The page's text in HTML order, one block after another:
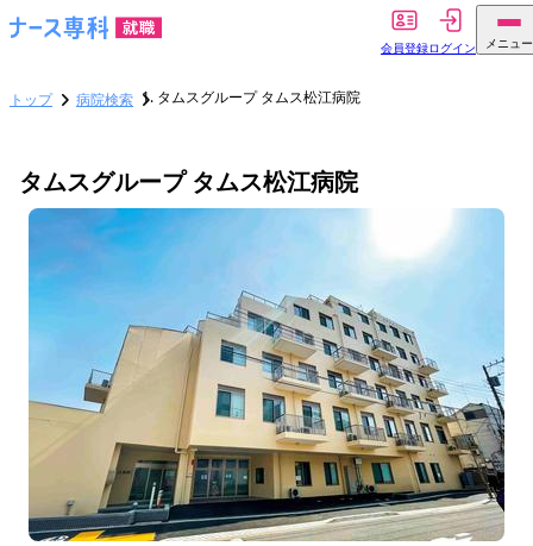
会員登録ログイン メニュー
トップ 病院検索 タムスグループ タムス松江病院
タムスグループ タムス松江病院